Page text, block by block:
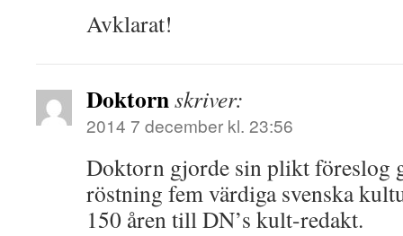
Avklarat!
Doktornskriver:
2014 7 december kl. 23:56
Doktorn gjorde sin plikt föreslog
röstning fem värdiga svenska
150 åren till DN’s kult-redakt.